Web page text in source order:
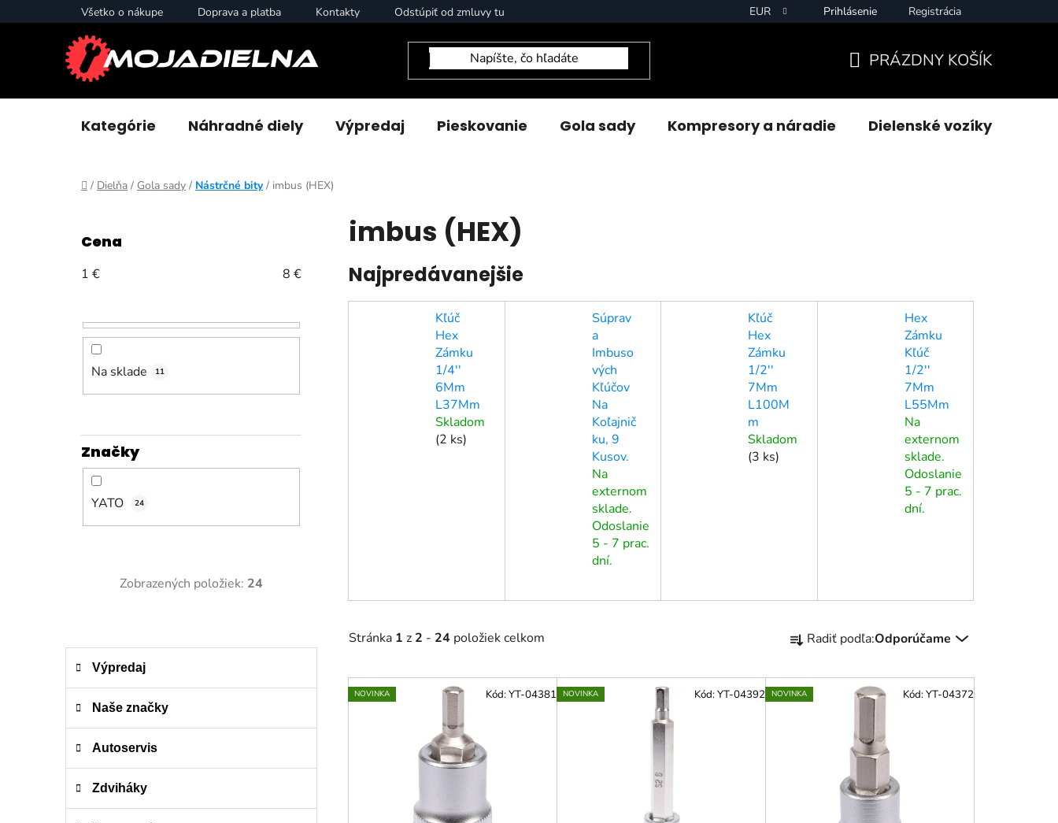
na
Všetko o nákupe Doprava a platba Kontakty Odstúpiť od zmluvy tu EUR Prihlásenie Registrácia
KOŠÍK
PRÁZDNY KOŠÍK
Kategórie Náhradné diely Výpredaj Pieskovanie Gola sady Kompresory a náradie Dielenské vozíky
Domov
/ Dielňa / Gola sady / Nástrčné bity / imbus (HEX)
Cena
1 € 8 €
Na sklade 11
Značky
YATO 24
Zobrazených položiek: 24
kategórie
K
t
g
Výpredaj
Naše značky
Autoservis
Zdviháky
imbus (HEX)
Najpredávanejšie
Kľúč
Hex
Zámku
1/4''
6Mm
L37Mm
Skladom
(2 ks)
Súprav
a
Imbuso
vých
Kľúčov
Na
Koľajnič
ku, 9
Kusov.
Na
externom
sklade.
Odoslanie
5 - 7 prac.
dní.
Kľúč
Hex
Zámku
1/2''
7Mm
L100M
m
Skladom
(3 ks)
Hex
Zámku
Kľúč
1/2''
7Mm
L55Mm
Na
externom
sklade.
Odoslanie
5 - 7 prac.
dní.
Stránka 1 z 2 - 24 položiek celkom a
e
n
Radiť podľa:Odporúčame
V
ýNOVINKA Kód:YT-04381 NOVINKA Kód:YT-04392 NOVINKA Kód:YT-04372